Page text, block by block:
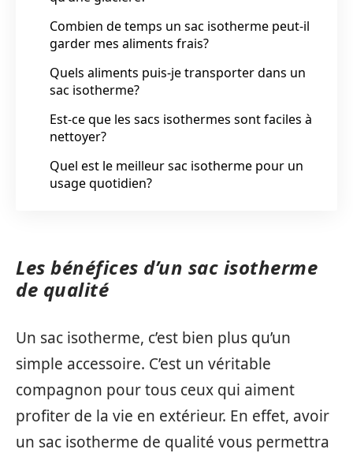
Combien de temps un sac isotherme peut-il
garder mes aliments frais?
Quels aliments puis-je transporter dans un
sac isotherme?
Est-ce que les sacs isothermes sont faciles à
nettoyer?
Quel est le meilleur sac isotherme pour un
usage quotidien?
Les bénéfices d’un sac isotherme
de qualité
Un sac isotherme, c’est bien plus qu’un
simple accessoire. C’est un véritable
compagnon pour tous ceux qui aiment
profiter de la vie en extérieur. En effet, avoir
un sac isotherme de qualité vous permettra